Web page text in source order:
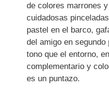
de colores marrones
cuidadosas
pastel en el barco,
del amigo en
tono que el entorno,
complementario y
es un puntazo.